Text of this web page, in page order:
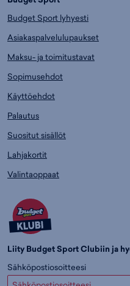
Budget Sport lyhyesti
Asiakaspalvelulupaukset
Maksu- ja toimitustavat
Sopimusehdot
Käyttöehdot
Palautus
Suositut sisällöt
Lahjakortit
Valintaoppaat
Liity Budget Sport Clubiin ja
Sähköpostiosoitteesi